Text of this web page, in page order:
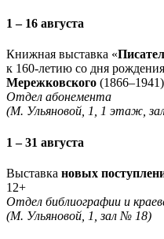
1 – 16 августа
Книжная выставка «
к 160-летию со дня
Мережковского
Отдел абонемента
(М. Ульяновой, 1, 1 этаж,
1 – 31 августа
Выставка новых
12+
Отдел библиографии и
(М. Ульяновой, 1, зал № 18)